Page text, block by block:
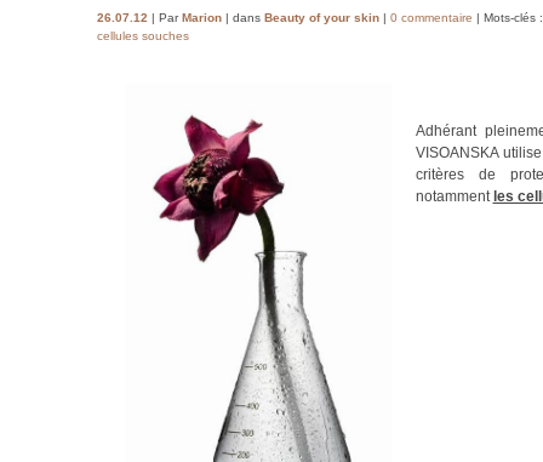
26.07.12 | ParMarion | dans Beauty of your skin | 0 commentaire | Mots-clés
cellules souches
Adhérant
VISOANSKA
critères de
notamment les